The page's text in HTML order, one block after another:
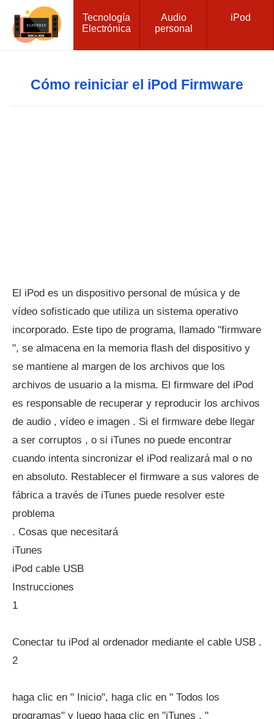
Tecnología
Electrónica
Audio
personal
iPod
Cómo reiniciar el iPod Firmware
El iPod es un dispositivo personal de música y de
vídeo sofisticado que utiliza un sistema operativo
incorporado. Este tipo de programa, llamado "firmware
", se almacena en la memoria flash del dispositivo y
se mantiene al margen de los archivos que los
archivos de usuario a la misma. El firmware del iPod
es responsable de recuperar y reproducir los archivos
de audio , vídeo e imagen . Si el firmware debe llegar
a ser corruptos , o si iTunes no puede encontrar
cuando intenta sincronizar el iPod realizará mal o no
en absoluto. Restablecer el firmware a sus valores de
fábrica a través de iTunes puede resolver este
problema
. Cosas que necesitará
iTunes
iPod cable USB
Instrucciones
1
Conectar tu iPod al ordenador mediante el cable USB .
2
haga clic en " Inicio", haga clic en " Todos los
programas" y luego haga clic en "iTunes . "